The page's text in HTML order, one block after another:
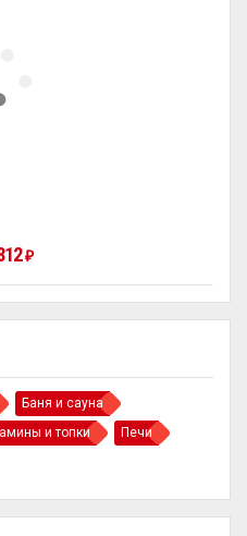
Баня и сауна
и топки
Печи
₽